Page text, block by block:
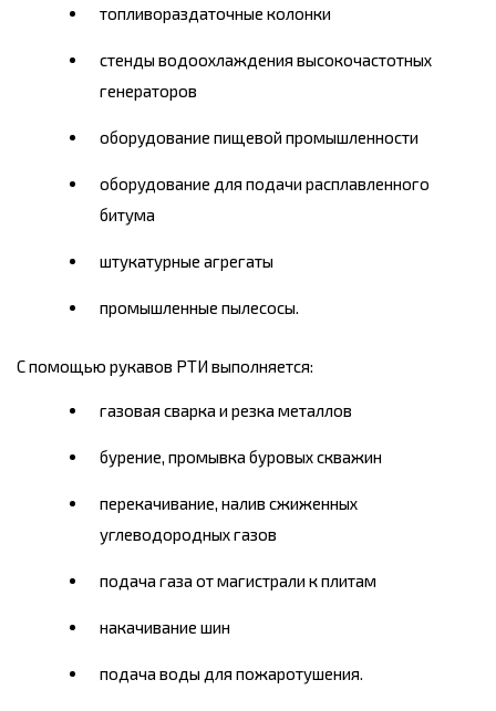
топливораздаточные колонки
стенды водоохлаждения высокочастотных
генераторов
оборудование пищевой промышленности
оборудование для подачи расплавленного
битума
штукатурные агрегаты
промышленные пылесосы.
С помощью рукавов РТИ выполняется:
газовая сварка и резка металлов
бурение, промывка буровых скважин
перекачивание, налив сжиженных
углеводородных газов
подача газа от магистрали к плитам
накачивание шин
подача воды для пожаротушения.